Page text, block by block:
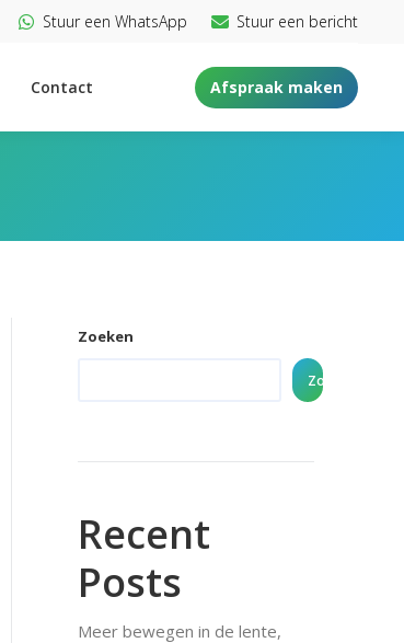
Stuur een WhatsApp Stuur een bericht
Contact Afspraak maken
Zoeken
Zoeken
Recent
Posts
Meer bewegen in de lente,